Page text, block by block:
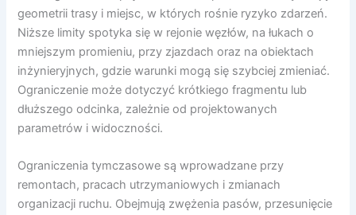
geometrii trasy i miejsc, w których rośnie ryzyko zdarzeń.
Niższe limity spotyka się w rejonie węzłów, na łukach o
mniejszym promieniu, przy zjazdach oraz na obiektach
inżynieryjnych, gdzie warunki mogą się szybciej zmieniać.
Ograniczenie może dotyczyć krótkiego fragmentu lub
dłuższego odcinka, zależnie od projektowanych
parametrów i widoczności.
Ograniczenia tymczasowe są wprowadzane przy
remontach, pracach utrzymaniowych i zmianach
organizacji ruchu. Obejmują zwężenia pasów, przesunięcie